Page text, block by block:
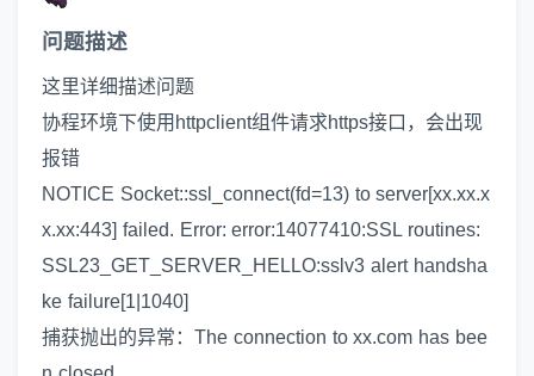
问题描述
这里详细描述问题
协程环境下使用httpclient组件请求https接口，会出现
报错
NOTICE Socket::ssl_connect(fd=13) to server[xx.xx.x
x.xx:443] failed. Error: error:14077410:SSL routines:
SSL23_GET_SERVER_HELLO:sslv3 alert handsha
ke failure[1|1040]
捕获抛出的异常：The connection to xx.com has bee